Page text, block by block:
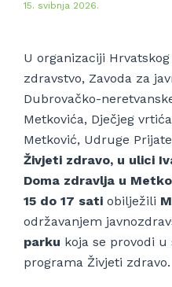
15. svibnja 2026.
U organizaciji
zdravstvo, Zavoda za
Dubrovačko-
Metkovića, Dječjeg
Metković, Udruge
Živjeti zdravo, u ulici
Doma zdravlja u
15 do 17 sati obilježili
održavanjem
parku koja se provodi
programa Živjeti zdravo.